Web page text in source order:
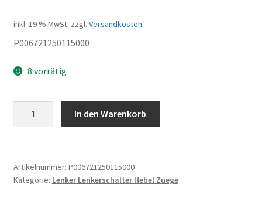
inkl. 19 % MwSt. zzgl. Versandkosten
P006721250115000
8 vorrätig
In den Warenkorb
Artikelnummer: P006721250115000
Kategorie: Lenker Lenkerschalter Hebel Zuege